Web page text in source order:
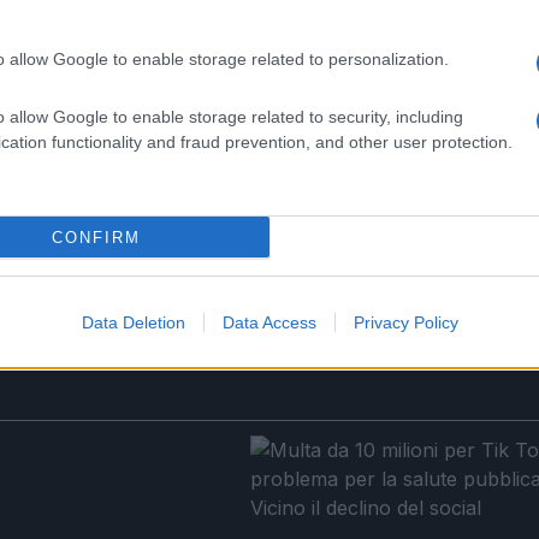
allow Google to enable storage related to personalization.
allow Google to enable storage related to security, including
functionality and fraud prevention, and other user protection.
CONFIRM
Data Deletion Data Access Privacy Policy
Con l’aumento delle temperature, è
ma attuino politiche di prevenzione che
polizia smaschera il crimine romano